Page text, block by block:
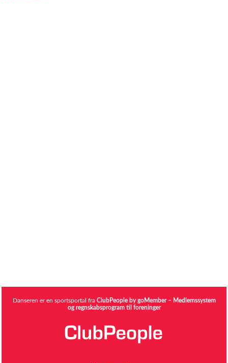
Danseren er en sportsportal fra ClubPeople by goMember – Medlemssystem
og regnskabsprogram til foreninger